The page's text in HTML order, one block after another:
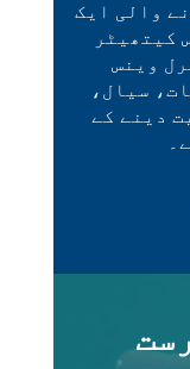
والی ایک
کیتھیٹر
وینس
سیال،
دینے کے